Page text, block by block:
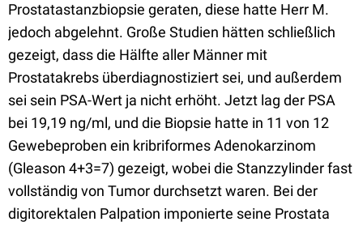
Prostatastanzbiopsie geraten, diese hatte Herr M.
jedoch abgelehnt. Große Studien hätten schließlich
gezeigt, dass die Hälfte aller Männer mit
Prostatakrebs überdiagnostiziert sei, und außerdem
sei sein PSA-Wert ja nicht erhöht. Jetzt lag der PSA
bei 19,19 ng/ml, und die Biopsie hatte in 11 von 12
Gewebeproben ein kribriformes Adenokarzinom
(Gleason 4+3=7) gezeigt, wobei die Stanzzylinder fast
vollständig von Tumor durchsetzt waren. Bei der
digitorektalen Palpation imponierte seine Prostata